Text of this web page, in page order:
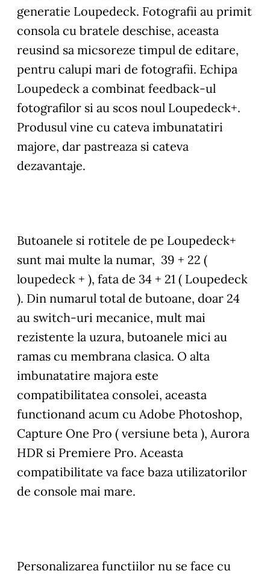
generatie Loupedeck. Fotografii au primit
consola cu bratele deschise, aceasta
reusind sa micsoreze timpul de editare,
pentru calupi mari de fotografii. Echipa
Loupedeck a combinat feedback-ul
fotografilor si au scos noul Loupedeck+.
Produsul vine cu cateva imbunatatiri
majore, dar pastreaza si cateva
dezavantaje.
Butoanele si rotitele de pe Loupedeck+
sunt mai multe la numar, 39 + 22 (
loupedeck + ), fata de 34 + 21 ( Loupedeck
). Din numarul total de butoane, doar 24
au switch-uri mecanice, mult mai
rezistente la uzura, butoanele mici au
ramas cu membrana clasica. O alta
imbunatatire majora este
compatibilitatea consolei, aceasta
functionand acum cu Adobe Photoshop,
Capture One Pro ( versiune beta ), Aurora
HDR si Premiere Pro. Aceasta
compatibilitate va face baza utilizatorilor
de console mai mare.
Personalizarea functiilor nu se face cu